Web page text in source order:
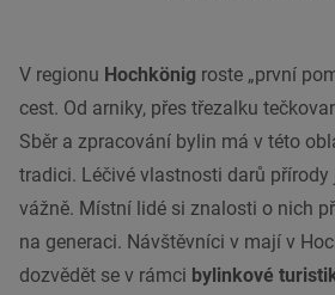
V regionu Hochkönig roste „první
cest. Od arniky, přes třezalku
Sběr a zpracování bylin má v této
tradici. Léčivé vlastnosti darů přírody
vážně. Místní lidé si znalosti o nich
na generaci. Návštěvníci v mají v
dozvědět se v rámci bylinkové